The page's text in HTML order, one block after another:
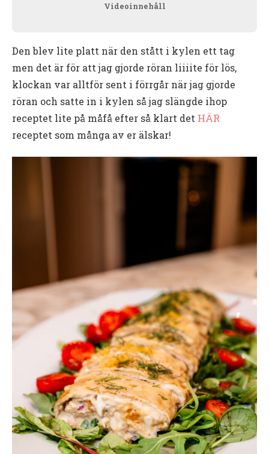
Videoinnehåll
Den blev lite platt när den stått i kylen ett tag
men det är för att jag gjorde röran liiiite för lös,
klockan var alltför sent i förrgår när jag gjorde
röran och satte in i kylen så jag slängde ihop
receptet lite på måfå efter så klart det HÄR
receptet som många av er älskar!